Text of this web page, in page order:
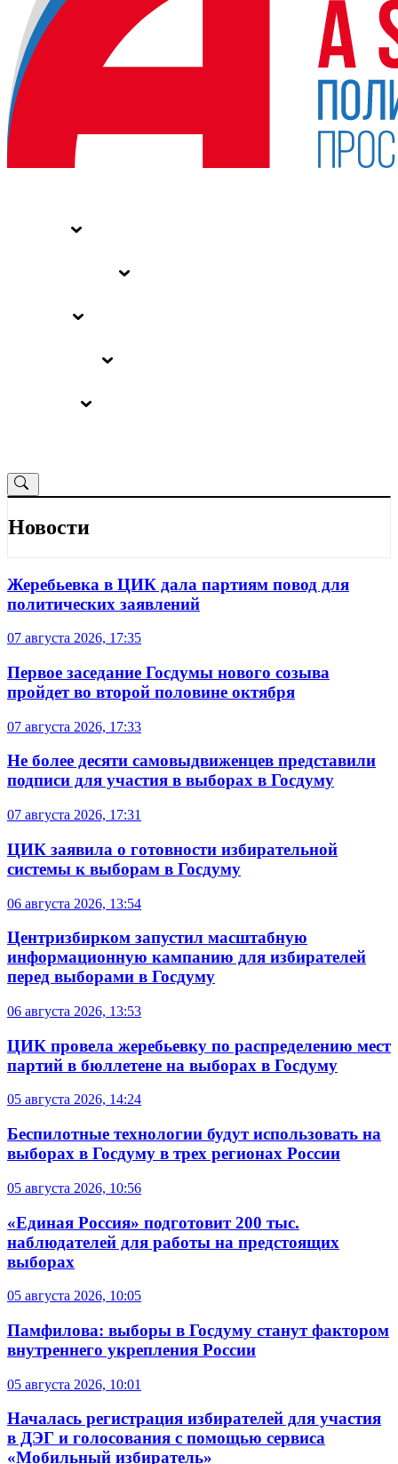
Новости
Жеребьевка в ЦИК дала партиям повод для
политических заявлений
07 августа 2026, 17:35
Первое заседание Госдумы нового созыва
пройдет во второй половине октября
07 августа 2026, 17:33
Не более десяти самовыдвиженцев представили
подписи для участия в выборах в Госдуму
07 августа 2026, 17:31
ЦИК заявила о готовности избирательной
системы к выборам в Госдуму
06 августа 2026, 13:54
Центризбирком запустил масштабную
информационную кампанию для избирателей
перед выборами в Госдуму
06 августа 2026, 13:53
ЦИК провела жеребьевку по распределению мест
партий в бюллетене на выборах в Госдуму
05 августа 2026, 14:24
Беспилотные технологии будут использовать на
выборах в Госдуму в трех регионах России
05 августа 2026, 10:56
«Единая Россия» подготовит 200 тыс.
наблюдателей для работы на предстоящих
выборах
05 августа 2026, 10:05
Памфилова: выборы в Госдуму станут фактором
внутреннего укрепления России
05 августа 2026, 10:01
Началась регистрация избирателей для участия
в ДЭГ и голосования с помощью сервиса
«Мобильный избиратель»